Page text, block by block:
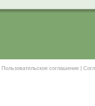
Пользовательское соглашение |